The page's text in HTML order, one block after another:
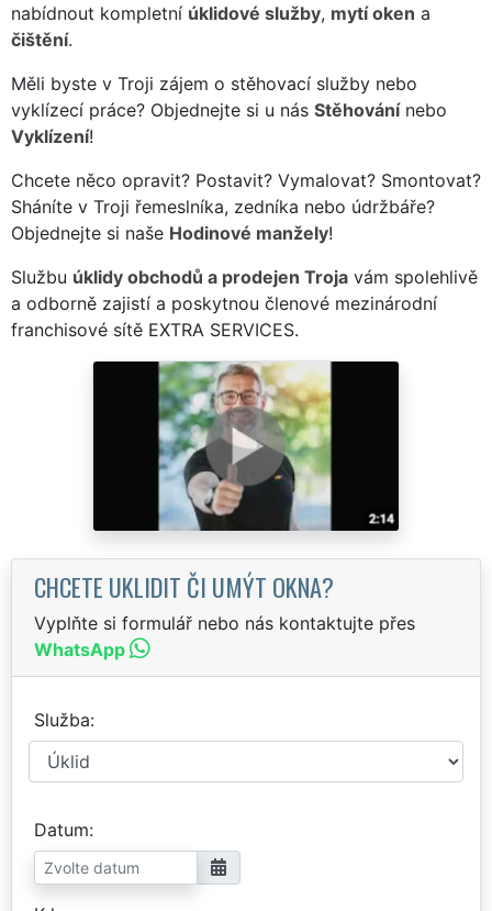
nabídnout kompletní úklidové služby, mytí oken a
čištění.
Měli byste v Troji zájem o stěhovací služby nebo
vyklízecí práce? Objednejte si u nás Stěhovánínebo
Vyklízení!
Chcete něco opravit? Postavit? Vymalovat? Smontovat?
Sháníte v Troji řemeslníka, zedníka nebo údržbáře?
Objednejte si naše Hodinové manžely!
Službu úklidy obchodů a prodejen Troja vám spolehlivě
a odborně zajistí a poskytnou členové mezinárodní
franchisové sítě EXTRA SERVICES.
CHCETE UKLIDIT ČI UMÝT OKNA?
Vyplňte si formulář nebo nás kontaktujte přes
WhatsApp
Služba
Datum